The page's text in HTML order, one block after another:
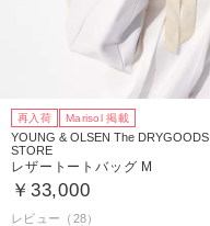
再入荷 Marisol 掲載
YOUNG & OLSEN The DRYGOODS
STORE
レザートートバッグ M
￥33,000
レビュー（28）